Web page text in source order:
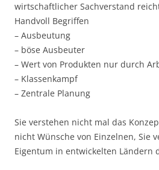
wirtschaftlicher Sachverstand
Handvoll Begriffen
– Ausbeutung
– böse Ausbeuter
– Wert von Produkten nur durch
– Klassenkampf
– Zentrale Planung
Sie verstehen nicht mal das
nicht Wünsche von Einzelnen, Sie
Eigentum in entwickelten Ländern